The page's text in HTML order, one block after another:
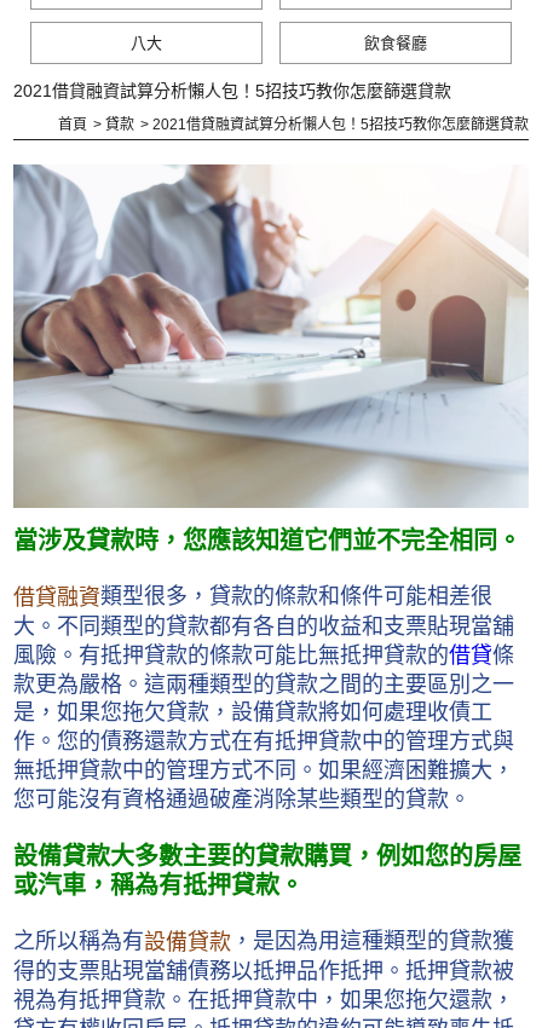
八大 飲食餐廳
2021借貸融資試算分析懶人包！5招技巧教你怎麼篩選貸款
首頁 貸款 2021借貸融資試算分析懶人包！5招技巧教你怎麼篩選貸款
當涉及貸款時，您應該知道它們並不完全相同。
借貸融資類型很多，貸款的條款和條件可能相差很
大。不同類型的貸款都有各自的收益和支票貼現當舖
風險。有抵押貸款的條款可能比無抵押貸款的借貸條
款更為嚴格。這兩種類型的貸款之間的主要區別之一
是，如果您拖欠貸款，設備貸款將如何處理收債工
作。您的債務還款方式在有抵押貸款中的管理方式與
無抵押貸款中的管理方式不同。如果經濟困難擴大，
您可能沒有資格通過破產消除某些類型的貸款。
設備貸款大多數主要的貸款購買，例如您的房屋
或汽車，稱為有抵押貸款。
之所以稱為有設備貸款 ，是因為用這種類型的貸款獲
得的支票貼現當舖債務以抵押品作抵押。抵押貸款被
視為有抵押貸款。在抵押貸款中，如果您拖欠還款，